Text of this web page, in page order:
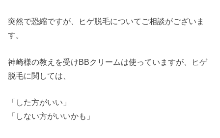
突然で恐縮ですが、ヒゲ脱毛についてご相談がございま
す。
神崎様の教えを受けBBクリームは使っていますが、ヒゲ
脱毛に関しては、
「した方がいい」
「しない方がいいかも」